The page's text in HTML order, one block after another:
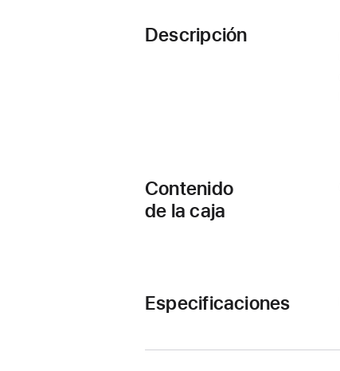
Descripción
Contenido
de la caja
Especificaciones